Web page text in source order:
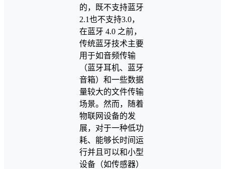
的，既不支持蓝牙
2.1也不支持3.0，
在蓝牙 4.0 之前，
传统蓝牙技术主要
用于如音频传输
（蓝牙耳机、蓝牙
音箱）和一些数据
量较大的文件传输
场景。然而，随着
物联网设备的发
展，对于一种低功
耗、能够长时间运
行并且可以和小型
设备（如传感器）